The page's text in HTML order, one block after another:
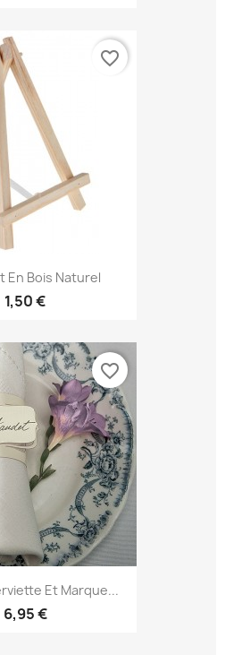
En Bois Naturel
1,50 €
favorite_border
Et Marque...
6,95 €
favorite_border